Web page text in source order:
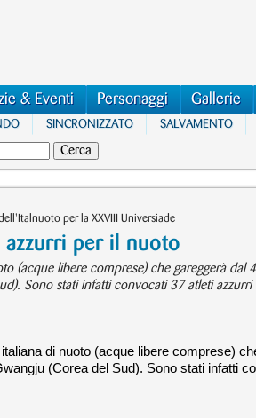
& Eventi Personaggi Gallerie
SINCRONIZZATO SALVAMENTO
per la XXVIII Universiade
per il nuoto
(acque libere comprese) che gareggerà dal
Sono stati infatti convocati 37 atleti
di nuoto (acque libere comprese)
(Corea del Sud). Sono stati infatti